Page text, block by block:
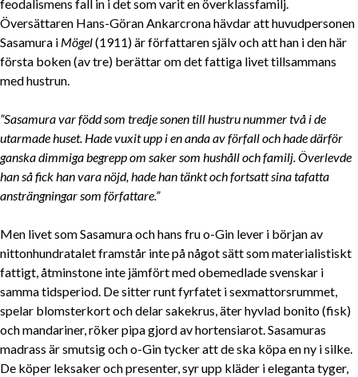
feodalismens fall in i det som varit en överklassfamilj.
Översättaren Hans-Göran Ankarcrona hävdar att huvudpersonen
Sasamura i Mögel(1911) är författaren själv och att han i den här
första boken (av tre) berättar om det fattiga livet tillsammans
med hustrun.
”Sasamura var född som tredje sonen till hustru nummer två i de
utarmade huset. Hade vuxit upp i en anda av förfall och hade därför
ganska dimmiga begrepp om saker som hushåll och familj. Överlevde
han så fick han vara nöjd, hade han tänkt och fortsatt sina tafatta
ansträngningar som författare.”
Men livet som Sasamura och hans fru o-Gin lever i början av
nittonhundratalet framstår inte på något sätt som materialistiskt
fattigt, åtminstone inte jämfört med obemedlade svenskar i
samma tidsperiod. De sitter runt fyrfatet i sexmattorsrummet,
spelar blomsterkort och delar sakekrus, äter hyvlad bonito (fisk)
och mandariner, röker pipa gjord av hortensiarot. Sasamuras
madrass är smutsig och o-Gin tycker att de ska köpa en ny i silke.
De köper leksaker och presenter, syr upp kläder i eleganta tyger,